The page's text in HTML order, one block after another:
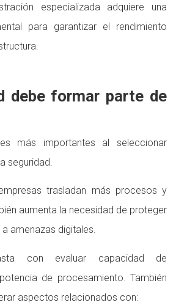
especializada adquiere una
para garantizar el rendimiento
debe formar parte de
más importantes al seleccionar
seguridad.
trasladan más procesos y
aumenta la necesidad de proteger
amenazas digitales.
con evaluar capacidad de
de procesamiento. También
aspectos relacionados con: